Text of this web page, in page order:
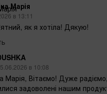
Марія
в 13:11
як я хотіла! Дякую!
в 10:08
Марія, Вітаємо! Дуже
задоволені нашим